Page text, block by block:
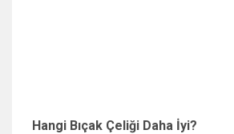
Hangi Bıçak Çeliği Daha İyi?